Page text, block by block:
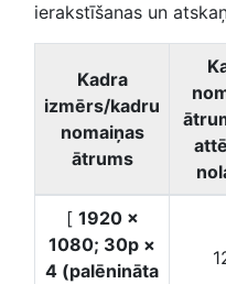
ierakstīšanas un
Kadra
izmērs/kadru
nomaiņas
ātrums
[ 1920 ×
1080; 30p ×
4 (palēnināta